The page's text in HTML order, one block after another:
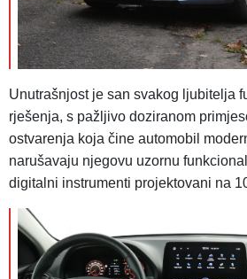
Unutrašnjost je san svakog ljubitelja
rješenja, s pažljivo doziranom
ostvarenja koja čine automobil
narušavaju njegovu uzornu
digitalni instrumenti projektovani na